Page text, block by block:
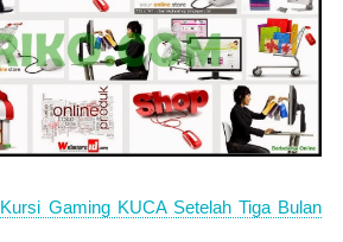
Gaming KUCA Setelah Tiga Bulan